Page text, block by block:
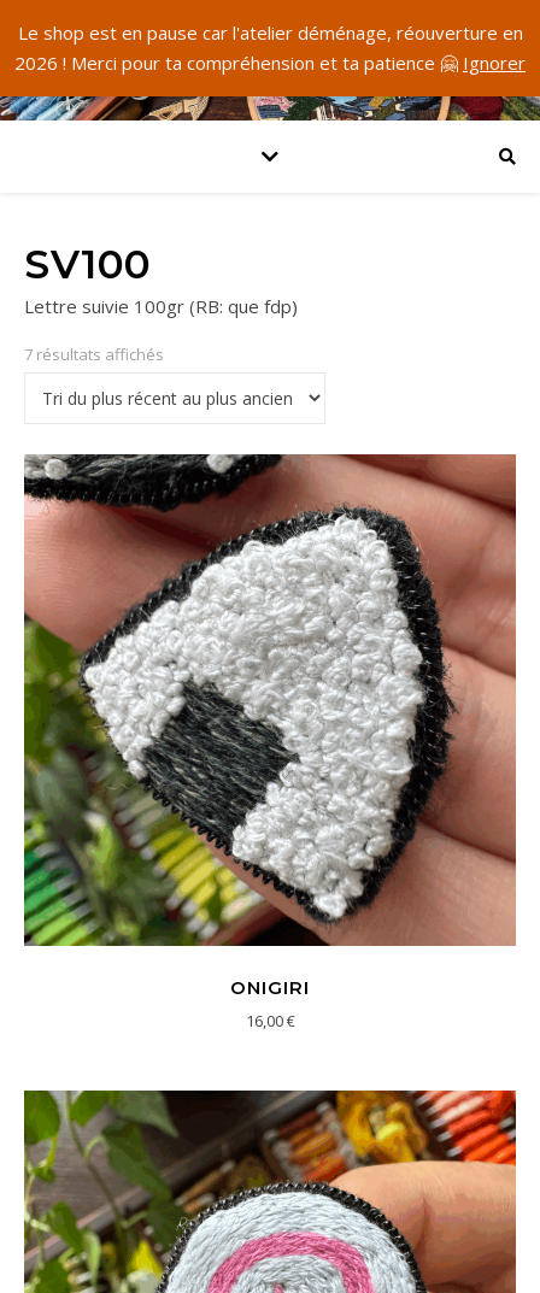
Le shop est en pause car l'atelier déménage, réouverture en
2026 ! Merci pour ta compréhension et ta patience 🤗 Ignorer
SV100
Lettre suivie 100gr (RB: que fdp)
7 résultats affichés
ONIGIRI
16,00€